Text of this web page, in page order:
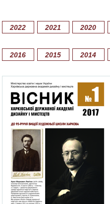
2022 2021 2020
2016 2015 2014